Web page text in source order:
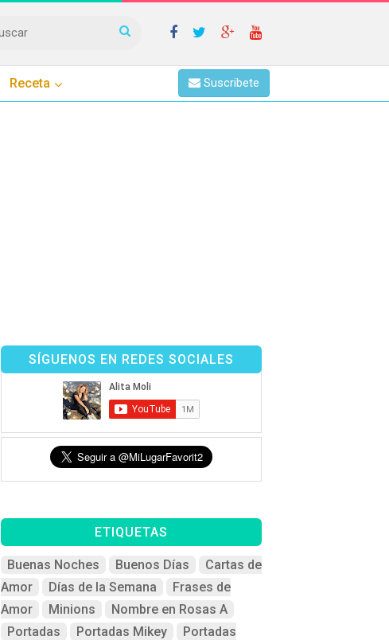
Receta Suscribete
SÍGUENOS EN REDES SOCIALES
ETIQUETAS
Buenas Noches Buenos Días
Cartas de
Amor
Días de la Semana
Frases de
Amor
Minions
Nombre en Rosas A
Portadas
Portadas Mikey
Portadas